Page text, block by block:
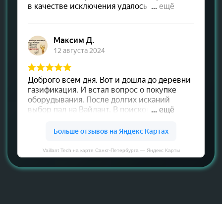
Vaillant Tech на карте Санкт‑Петербурга — Яндекс Карты